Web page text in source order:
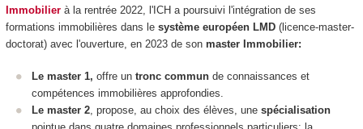
Immobilierà la rentrée 2022, l'ICH a poursuivi l'intégration de ses
formations immobilières dans le système européen LMD(licence-master-
doctorat) avec l'ouverture, en 2023 de son master Immobilier:
Le master 1, offre un tronc commun de connaissances et
compétences immobilières approfondies.
Le master 2, propose, au choix des élèves, une spécialisation